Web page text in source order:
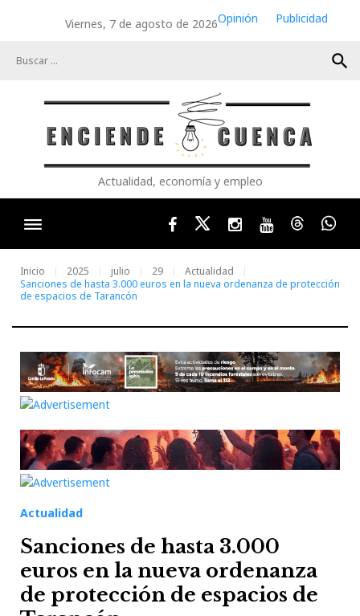
Viernes, 7 de agosto de 2026Opinión
Publicidad
search
Actualidad, economía y empleo
FacebookTwitterInstagram
YoutubeThreads
Inicio 2025 julio 29
Actualidad
Sanciones de hasta 3.000 euros en la nueva ordenanza de protección
de espacios de Tarancón
Actualidad
Sanciones de hasta 3.000
euros en la nueva ordenanza
de protección de espacios de